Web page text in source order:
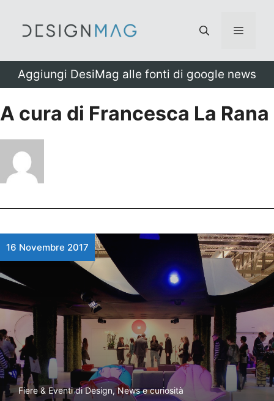
Menu
Aggiungi DesiMag alle fonti di google news
A cura di Francesca La Rana
16 Novembre 2017
Fiere & Eventi di Design,News e curiosità